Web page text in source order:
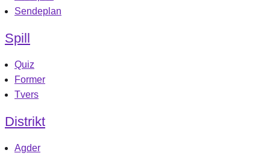
Sendeplan
Spill
Quiz
Former
Tvers
Distrikt
Agder